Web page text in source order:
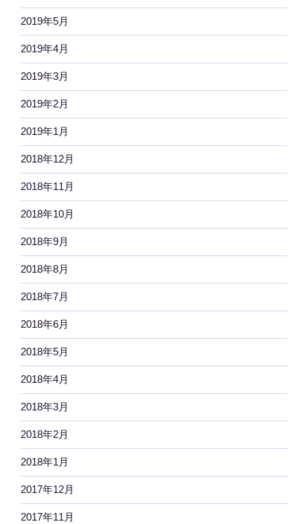
2019年5月
2019年4月
2019年3月
2019年2月
2019年1月
2018年12月
2018年11月
2018年10月
2018年9月
2018年8月
2018年7月
2018年6月
2018年5月
2018年4月
2018年3月
2018年2月
2018年1月
2017年12月
2017年11月